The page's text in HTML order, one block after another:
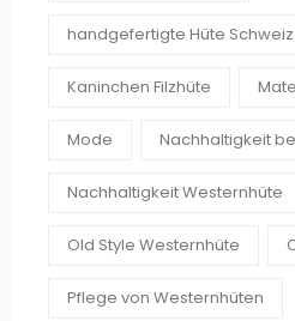
handgefertigte Hüte Schweiz
Kaninchen Filzhüte
Mode Nachhaltigkeit
Nachhaltigkeit Westernhüte
Old Style Westernhüte
Pflege von Westernhüten